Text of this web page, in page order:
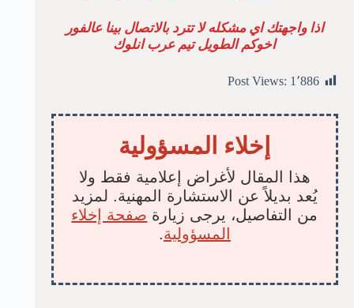
اذا واجهتك اي مشكله لا تترد بالاتصال بينا عالفور
اخوكم الطويل تيم عرب انلوك
Post Views: 1٬886
إخلاء المسؤولية
هذا المقال لأغراض إعلامية فقط ولا
يُعد بديلاً عن الاستشارة المهنية. لمزيد
من التفاصيل، يرجى زيارة صفحة إخلاء
المسؤولية.